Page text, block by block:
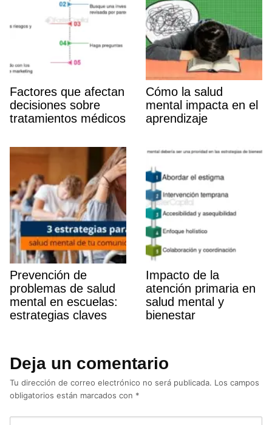
Factores que afectan
decisiones sobre
tratamientos médicos
Cómo la salud
mental impacta en el
aprendizaje
Prevención de
problemas de salud
mental en escuelas:
estrategias claves
Impacto de la
atención primaria en
salud mental y
bienestar
Deja un comentario
Tu dirección de correo electrónico no será publicada. Los campos
obligatorios están marcados con *